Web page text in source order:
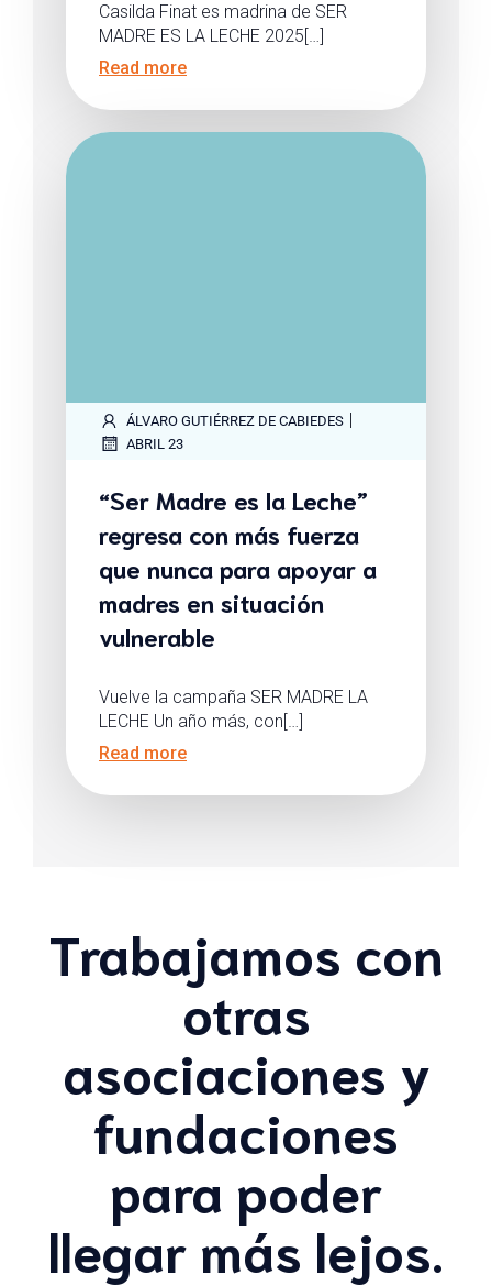
Casilda Finat es madrina de SER
MADRE ES LA LECHE 2025[…]
Read more
ÁLVARO GUTIÉRREZ DE CABIEDES |
ABRIL 23
“Ser Madre es la Leche”
regresa con más fuerza
que nunca para apoyar a
madres en situación
vulnerable
Vuelve la campaña SER MADRE LA
LECHE Un año más, con[…]
Read more
Trabajamos con
otras
asociaciones y
fundaciones
para poder
llegar más lejos.